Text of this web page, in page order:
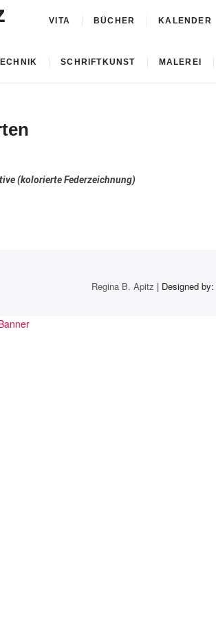
VITA BÜCHER KALENDER
SCHRIFTKUNST MALEREI
(kolorierte Federzeichnung)
Regina B. Apitz | Designed by: